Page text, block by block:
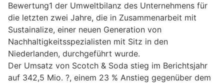
Bewertung1 der Umweltbilanz des Unternehmens für
die letzten zwei Jahre, die in Zusammenarbeit mit
Sustainalize, einer neuen Generation von
Nachhaltigkeitsspezialisten mit Sitz in den
Niederlanden, durchgeführt wurde.
Der Umsatz von Scotch & Soda stieg im Berichtsjahr
auf 342,5 Mio. ?, einem 23 % Anstieg gegenüber dem